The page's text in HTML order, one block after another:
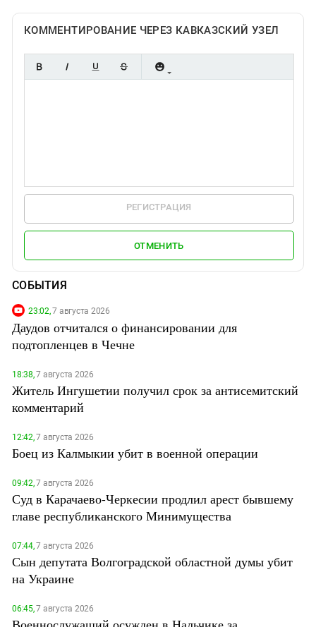
КОММЕНТИРОВАНИЕ ЧЕРЕЗ КАВКАЗСКИЙ УЗЕЛ
РЕГИСТРАЦИЯ
ОТМЕНИТЬ
СОБЫТИЯ
23:02,7 августа 2026
Даудов отчитался о финансировании для
подтопленцев в Чечне
18:38,7 августа 2026
Житель Ингушетии получил срок за антисемитский
комментарий
12:42,7 августа 2026
Боец из Калмыкии убит в военной операции
09:42,7 августа 2026
Суд в Карачаево-Черкесии продлил арест бывшему
главе республиканского Минимущества
07:44,7 августа 2026
Сын депутата Волгоградской областной думы убит
на Украине
06:45,7 августа 2026